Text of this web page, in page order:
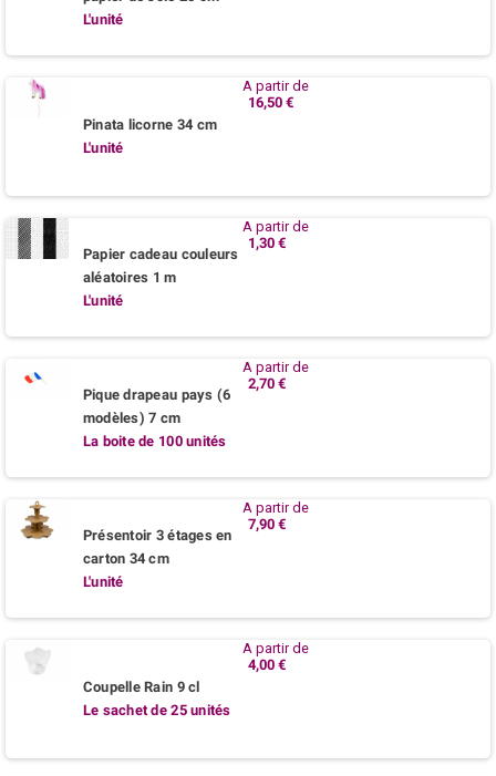
L'unité
Pinata licorne 34 cm
L'unité
A partir de
16,50 €
Papier cadeau couleurs
aléatoires 1 m
L'unité
A partir de
1,30 €
Pique drapeau pays (6
modèles) 7 cm
La boite de 100 unités
A partir de
2,70 €
Présentoir 3 étages en
carton 34 cm
L'unité
A partir de
7,90 €
Coupelle Rain 9 cl
Le sachet de 25 unités
A partir de
4,00 €